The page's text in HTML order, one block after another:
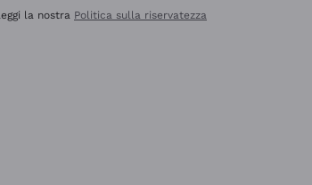
la nostra Politica sulla riservatezza